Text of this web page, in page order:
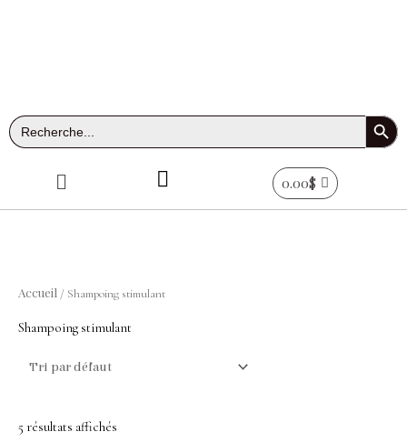
Search
for:
Search Button
Menu 0.00$
Accueil / Shampoing stimulant
Shampoing stimulant
5 résultats affichés